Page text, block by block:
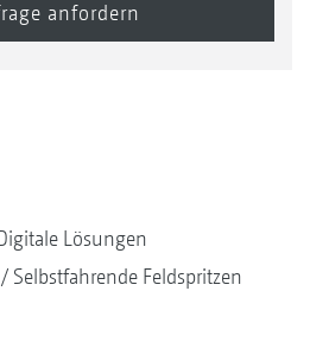
Lösungen
Selbstfahrende Feldspritzen